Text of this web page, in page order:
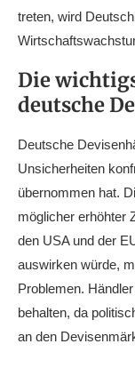
treten, wird
Die
deutsche
Deutsche
Unsicherheiten
übernommen hat.
möglicher erhöhter
den USA und der
auswirken würde,
Problemen.
behalten, da
an den